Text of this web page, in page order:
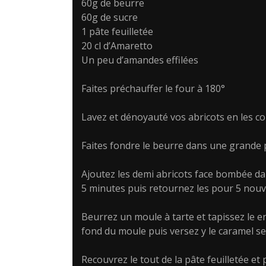
60g de beurre
60g de sucre
1 pâte feuilletée
20 cl d’Amaretto
Un peu d’amandes effilées
Faites préchauffer le four à 180°
Lavez et dénoyauté vos abricots en les
Faites fondre le beurre dans une
Ajoutez les demi abricots face bombée
5 minutes puis retournez les pour 5
Beurrez un moule à tarte et tapissez le
fond du moule puis versez y le caramel
Recouvrez le tout de la pâte feuilletée et